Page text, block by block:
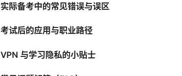
实际备考中的常见错误与误区
考试后的应用与职业路径
VPN 与学习隐私的小贴士